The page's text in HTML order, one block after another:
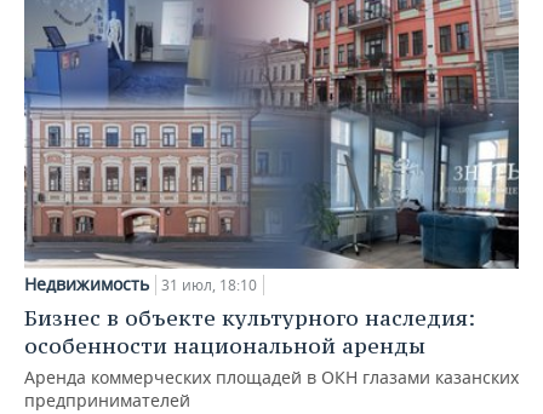
Недвижимость 31 июл, 18:10
Бизнес в объекте культурного наследия:
особенности национальной аренды
Аренда коммерческих площадей в ОКН глазами казанских
предпринимателей